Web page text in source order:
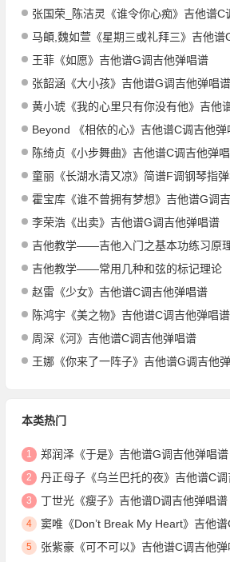
张国荣_陈洁灵《谁令你心痴》吉他谱C
马頔,魏如萱《星期三或礼拜三》吉他谱
王菲《如愿》吉他谱G调吉他弹唱谱
张韶涵《大小孩》吉他谱G调吉他弹唱谱
黄小琥《我的心里只有你没有他》吉他
Beyond 《相依的心》吉他谱C调吉他弹
陈绮贞《小步舞曲》吉他谱C调吉他弹
童丽《长湖水清又凉》简谱F调钢琴指
霍宝库《谁不曾拥有梦想》吉他谱G调
李荣浩《出卖》吉他谱G调吉他弹唱谱
吉他教学——吉他入门之基本功练习原
吉他教学——常用几种和弦的标记理论
赵雷《少女》吉他谱C调吉他弹唱谱
陈鸿宇《美之物》吉他谱C调吉他弹唱谱
周深《河》吉他谱C调吉他弹唱谱
王娜《你来了一阵子》吉他谱G调吉他
本类热门
1 郑润泽《于是》吉他谱G调吉他弹唱谱
2 丹正母子《乌兰巴托的夜》吉他谱C
3 丁世光《瘦子》吉他谱D调吉他弹唱谱
4 窦唯《Don’t Break My Heart》吉他
5 张紫豪《可不可以》吉他谱C调吉他弹